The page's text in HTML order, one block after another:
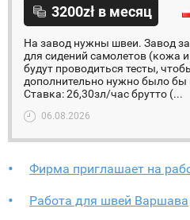
3200zł в месяц
На завод нужны швеи. Завод
для сидений самолетов (кожа
будут проводиться тесты,
дополнительно нужно было бы
Ставка: 26,30зл/час брутто (...
06.08.2026
Фирма приглашает на
Работа для швей Варшава